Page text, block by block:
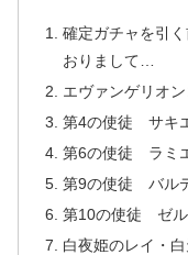
確定ガチャを引
おりまして…
エヴァンゲリオ
第4の使徒 サキ
第6の使徒 ラミ
第9の使徒 バル
第10の使徒 ゼル
白夜姫のレイ・